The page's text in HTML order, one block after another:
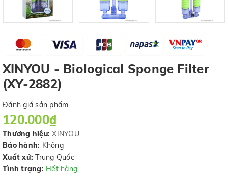
XINYOU - Biological Sponge Filter
(XY-2882)
Đánh giá sản phẩm
120.000₫
Thương hiệu: XINYOU
Bảo hành: Không
Xuất xứ: Trung Quốc
Tình trạng: Hết hàng